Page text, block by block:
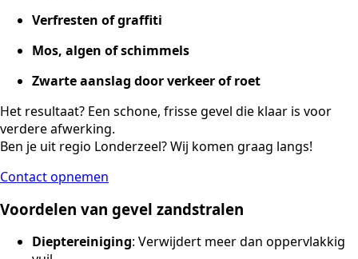
Verfresten of graffiti
Mos, algen of schimmels
Zwarte aanslag door verkeer of roet
Het resultaat? Een schone, frisse gevel die klaar is voor
verdere afwerking.
Ben je uit regio Londerzeel? Wij komen graag langs!
Contact opnemen
Voordelen van gevel zandstralen
Dieptereiniging: Verwijdert meer dan oppervlakkig